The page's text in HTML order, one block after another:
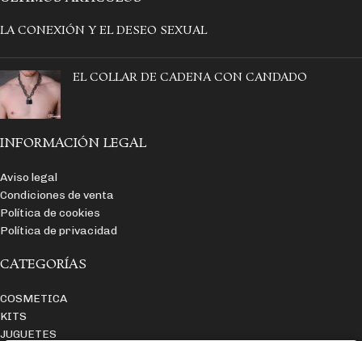
muñecas + accesorio para cuello y
perfecta para el BDSM, calidad y
resistencia aptas para cualquier
juego!
Usa estas esposas junto a otros
accesorios de la colección, FETISH
SUBMISIVE.
100% Ajustable.
LA CONEXIÓN Y EL DESEO SEXUAL
EL COLLAR DE CADENA CON CANDADO
INFORMACIÓN LEGAL
Aviso legal
Condiciones de venta
Política de cookies
Política de privacidad
CATEGORÍAS
COSMETICA
KITS
JUGUETES